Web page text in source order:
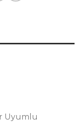
Uyumlu